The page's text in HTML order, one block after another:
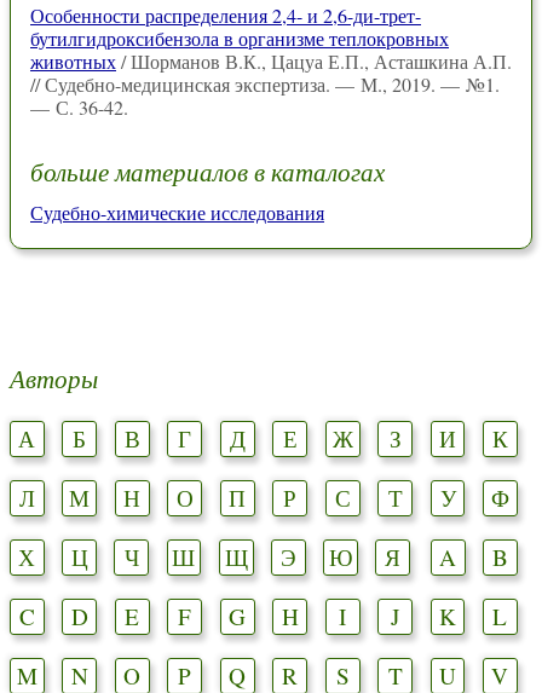
Особенности распределения 2,4- и 2,6-ди-трет-
бутилгидроксибензола в организме теплокровных
животных/ Шорманов В.К., Цацуа Е.П., Асташкина А.П.
// Судебно-медицинская экспертиза. — М., 2019. — №1.
— С. 36-42.
больше материалов в каталогах
Судебно-химические исследования
Авторы
А Б В Г Д Е Ж З И
К
Л
М Н О П Р С Т У
Ф
Х
Ц Ч Ш Щ Э Ю Я A
B
C
D E F G H I J K
L
M
N O P Q R S T U
V